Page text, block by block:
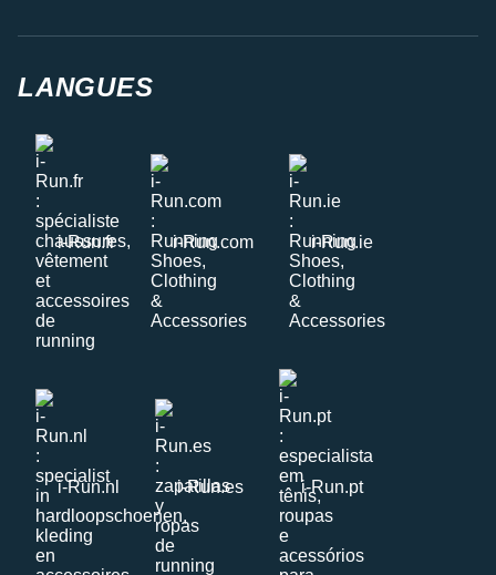
LANGUES
i-Run.fr i-Run.com i-Run.ie
i-Run.nl i-Run.es i-Run.pt